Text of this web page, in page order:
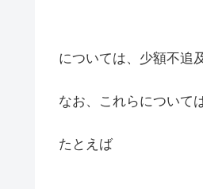
については、少額不追
なお、これらについて
たとえば